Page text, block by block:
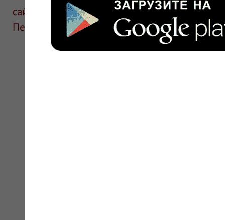
сайте для ознакомления и не является
Перед применением необходима